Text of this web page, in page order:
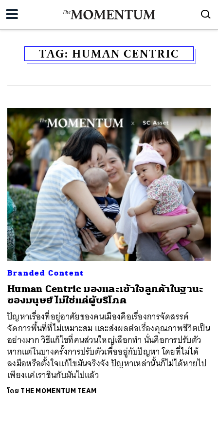
TAG: HUMAN CENTRIC
Branded Content
Human Centric มองและเข้าใจลูกค้าในฐานะ
ของมนุษย์ ไม่ใช่แค่ผู้บริโภค
ปัญหาเรื่องที่อยู่อาศัยของคนเมืองคือเรื่องการจัดสรรค์
จัดการพื้นที่ที่ไม่เหมาะสม และส่งผลต่อเรื่องคุณภาพชีวิตเป็น
อย่างมาก วิธีแก้ไขที่คนส่วนใหญ่เลือกทำ นั่นคือการปรับตัว
หากแต่ในบางครั้งการปรับตัวเพื่ออยู่กับปัญหา โดยที่ไม่ได้
ลงมือหรือตั้งใจแก้ไขมันจริงจัง ปัญหาเหล่านั้นก็ไม่ได้หายไป
เพียงแค่เราชินกับมันไปแล้ว
โดย THE MOMENTUM TEAM
ค้นหา
SHARE TWEET